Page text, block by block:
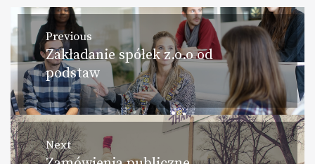
Nawigacja
wpisu
Previous
Previous
post:
Zakładanie spółek z.o.o od
podstaw
Next